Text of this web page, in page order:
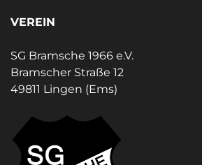
VEREIN
SG Bramsche 1966 e.V.
Bramscher Straße 12
49811 Lingen (Ems)